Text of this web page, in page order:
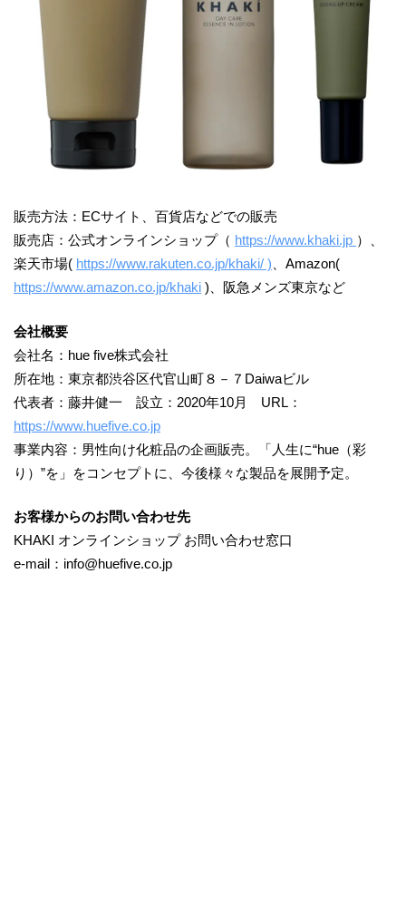
販売方法：ECサイト、百貨店などでの販売
販売店：公式オンラインショップ（ https://www.khaki.jp ）、
楽天市場( https://www.rakuten.co.jp/khaki/ ) 、Amazon(
https://www.amazon.co.jp/khaki )、阪急メンズ東京など
会社概要
会社名：hue five株式会社
所在地：東京都渋谷区代官山町８－７Daiwaビル
代表者：藤井健一 設立：2020年10月 URL：
https://www.huefive.co.jp
事業内容：男性向け化粧品の企画販売。「人生に“hue（彩
り）”を」をコンセプトに、今後様々な製品を展開予定。
お客様からのお問い合わせ先
KHAKI オンラインショップ お問い合わせ窓口
e-mail：info@huefive.co.jp